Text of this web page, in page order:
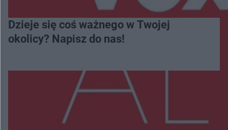
Dzieje się coś ważnego w Twojej
okolicy? Napisz do nas!
Więcej